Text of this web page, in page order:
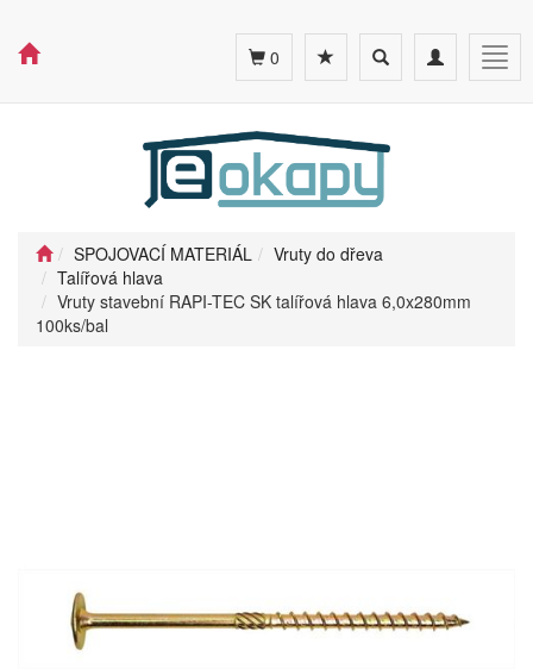
Toggle
navigation
Toggle
search
0
SPOJOVACÍ MATERIÁL
Vruty do dřeva
Talířová hlava
Vruty stavební RAPI-TEC SK talířová hlava 6,0x280mm
100ks/bal